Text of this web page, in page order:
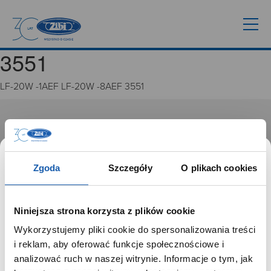
Zgoda Szczegóły O plikach cookies
Niniejsza strona korzysta z plików cookie
Wykorzystujemy pliki cookie do spersonalizowania treści
i reklam, aby oferować funkcje społecznościowe i
analizować ruch w naszej witrynie. Informacje o tym, jak
3551
LF-20W -1AEF LF-20W -8AEF 3551
GRUPA ZIBI
Historia
Misja, wizja i wartości Grupy Zibi
Ważne daty
Zgoda na ciasteczka
PRODUKTY
Zegarki
SZANOWNY UŻYTKOWNIKU,
SZANOWNA UŻYTKOWNICZKO